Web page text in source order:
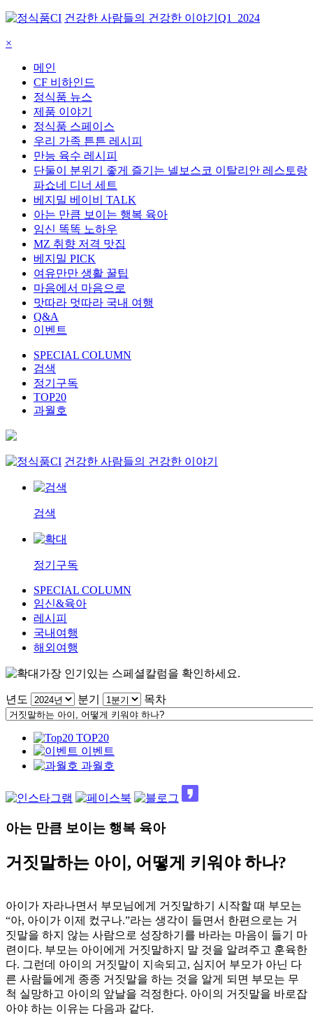
건강한 사람들의 건강한 이야기 Q1_2024
×
메인
CF 비하인드
정식품 뉴스
제품 이야기
정식품 스페이스
우리 가족 튼튼 레시피
만능 육수 레시피
단둘이 분위기 좋게 즐기는 넬보스코 이탈리안 레스토랑
파쇼네 디너 세트
베지밀 베이비 TALK
아는 만큼 보이는 행복 육아
임신 똑똑 노하우
MZ 취향 저격 맛집
베지밀 PICK
여유만만 생활 꿀팁
마음에서 마음으로
맛따라 멋따라 국내 여행
Q&A
이벤트
SPECIAL COLUMN
검색
정기구독
TOP20
과월호
건강한 사람들의 건강한 이야기
검색
정기구독
SPECIAL COLUMN
임신&육아
레시피
국내여행
해외여행
가장 인기있는 스페셜칼럼을 확인하세요.
년도 분기 목차
TOP20
이벤트
과월호
아는 만큼 보이는 행복 육아
거짓말하는 아이, 어떻게 키워야 하나?
아이가 자라나면서 부모님에게 거짓말하기 시작할 때 부모는
“아, 아이가 이제 컸구나.”라는 생각이 들면서 한편으로는 거
짓말을 하지 않는 사람으로 성장하기를 바라는 마음이 들기 마
련이다. 부모는 아이에게 거짓말하지 말 것을 알려주고 훈육한
다. 그런데 아이의 거짓말이 지속되고, 심지어 부모가 아닌 다
른 사람들에게 종종 거짓말을 하는 것을 알게 되면 부모는 무
척 실망하고 아이의 앞날을 걱정한다. 아이의 거짓말을 바로잡
아야 하는 이유는 다음과 같다.